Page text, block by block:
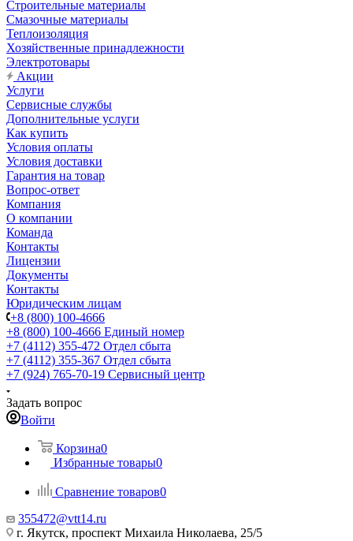
Строительные материалы
Смазочные материалы
Теплоизоляция
Хозяйственные принадлежности
Электротовары
Акции
Услуги
Сервисные службы
Дополнительные услуги
Как купить
Условия оплаты
Условия доставки
Гарантия на товар
Вопрос-ответ
Компания
О компании
Команда
Контакты
Лицензии
Документы
Контакты
Юридическим лицам
+8 (800) 100-4666
+8 (800) 100-4666 Единый номер
+7 (4112) 355-472 Отдел сбыта
+7 (4112) 355-367 Отдел сбыта
+7 (924) 765-70-19 Сервисный центр
Задать вопрос
Войти
Корзина0
Избранные товары0
Сравнение товаров0
355472@vtt14.ru
г. Якутск, проспект Михаила Николаева, 25/5